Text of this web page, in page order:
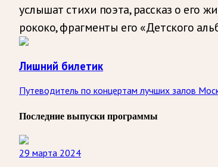
услышат стихи поэта, рассказ о его
рококо, фрагменты его «Детского
Лишний билетик
Путеводитель по концертам лучших залов
Последние выпуски программы
29 марта 2024